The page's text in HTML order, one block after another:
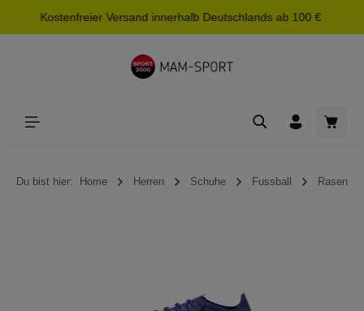
springen
Kostenfreier Versand innerhalb Deutschlands ab 100 €
Du bist hier: Home Herren Schuhe Fussball Rasen